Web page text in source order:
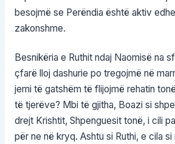
besojmë se Perëndia është aktiv
zakonshme.
Besnikëria e Ruthit ndaj Naomisë na
çfarë lloj dashurie po tregojmë në
jemi të gatshëm të flijojmë rehatin
të tjerëve? Mbi të gjitha, Boazi si
drejt Krishtit, Shpenguesit tonë, i cili
për ne në kryq. Ashtu si Ruthi, e cila